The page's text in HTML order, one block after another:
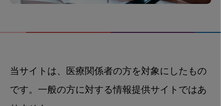
当サイトは、医療関係者の方を対象にしたもの
です。一般の方に対する情報提供サイトではあ